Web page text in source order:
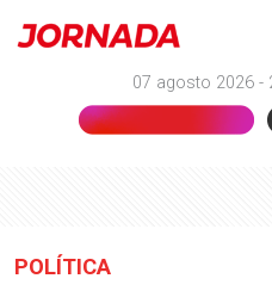
07 agosto 2026 -
POLÍTICA